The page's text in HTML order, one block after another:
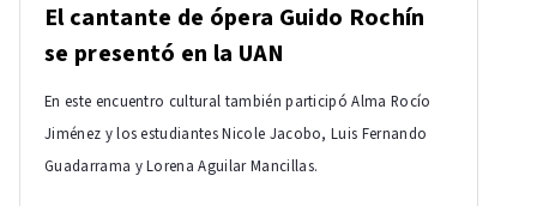
El cantante de ópera Guido Rochín
se presentó en la UAN
En este encuentro cultural también participó Alma Rocío
Jiménez y los estudiantes Nicole Jacobo, Luis Fernando
Guadarrama y Lorena Aguilar Mancillas.